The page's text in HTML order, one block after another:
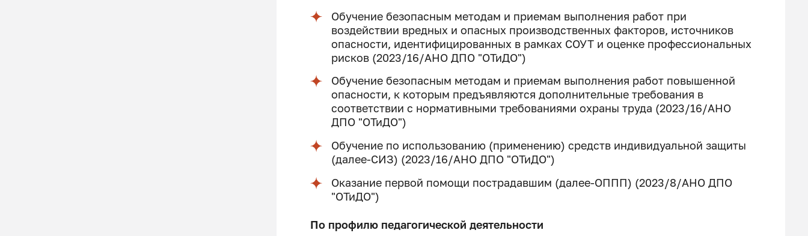
Обучение безопасным методам и приемам выполнения работ при
воздействии вредных и опасных производственных факторов, источников
опасности, идентифицированных в рамках СОУТ и оценке профессиональных
рисков (2023/16/АНО ДПО "ОТиДО")
Обучение безопасным методам и приемам выполнения работ повышенной
опасности, к которым предъявляются дополнительные требования в
соответствии с нормативными требованиями охраны труда (2023/16/АНО
ДПО "ОТиДО")
Обучение по использованию (применению) средств индивидуальной защиты
(далее-СИЗ) (2023/16/АНО ДПО "ОТиДО")
Оказание первой помощи пострадавшим (далее-ОППП) (2023/8/АНО ДПО
"ОТиДО")
По профилю педагогической деятельности